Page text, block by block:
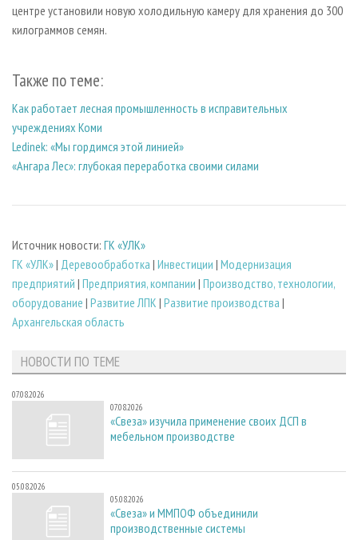
центре установили новую холодильную камеру для хранения до 300
килограммов семян.
Также по теме:
Как работает лесная промышленность в исправительных
учреждениях Коми
Ledinek: «Мы гордимся этой линией»
«Ангара Лес»: глубокая переработка своими силами
Источник новости: ГК «УЛК»
ГК «УЛК»| Деревообработка | Инвестиции | Модернизация
предприятий | Предприятия, компании | Производство, технологии,
оборудование | Развитие ЛПК | Развитие производства |
Архангельская область
НОВОСТИ ПО ТЕМЕ
07.08.2026
07.08.2026
«Свеза» изучила применение своих ДСП в
мебельном производстве
05.08.2026
05.08.2026
«Свеза» и ММПОФ объединили
производственные системы